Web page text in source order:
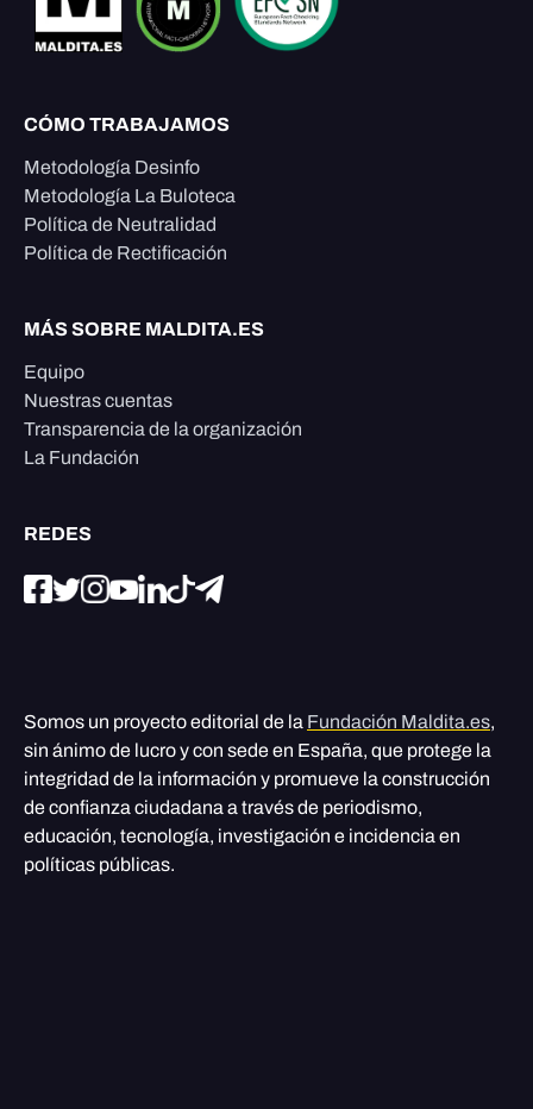
CÓMO TRABAJAMOS
Metodología Desinfo
Metodología La Buloteca
Política de Neutralidad
Política de Rectificación
MÁS SOBRE MALDITA.ES
Equipo
Nuestras cuentas
Transparencia de la organización
La Fundación
REDES
Somos un proyecto editorial de la Fundación Maldita.es,
sin ánimo de lucro y con sede en España, que protege la
integridad de la información y promueve la construcción
de confianza ciudadana a través de periodismo,
educación, tecnología, investigación e incidencia en
políticas públicas.